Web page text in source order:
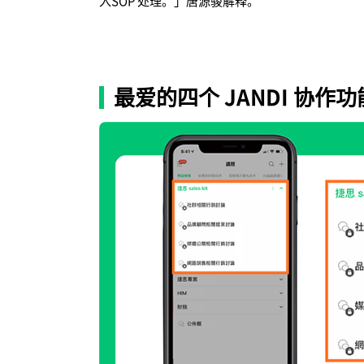
最爱的四个 JANDI 协作功